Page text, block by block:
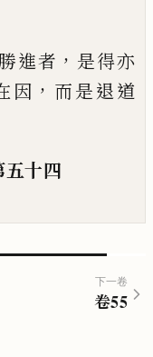
進者 ， 是得亦
因 ， 而是退道
五十四
下一卷
卷55